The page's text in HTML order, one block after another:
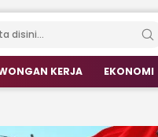
KERJA EKONOMI